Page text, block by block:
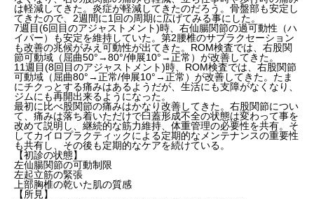
は軽減してきた。炎症が軽減してきたのだろう。骨盤部も安定し
てきたので、2週間に1回の周期に広げてみる事にした。
7週目(6回目のアジャストメント)時、右仙腸関節の過可動性（ハ
イパー）も安定を維持していた。第2腰椎のサブラクセーション
も改善の兆候がみえ可動性が出てきた。ROM検査では、右股関
節可動域（屈曲50°→80°/伸展10°→正常）が改善してきた。
11週目(8回目のアジャストメント)時、ROM検査では、右股関節
可動域（屈曲80°→正常/伸展10°→正常）が改善してきた。たま
にチクっとする痛みはあるようだが、生活にも支障がなくなり、
ジムにも再開出来るようになった。
最初に比べ股関節の痛みはかなり改善してきた。右股関節につい
て、痛みは落ち着いただけで臼蓋形成不全の状態は変わって事を
改めて説明し、継続的な筋力維持、体重管理の必要性を共有。そ
してカイロプラクティックによる定期的なメンテナンスの重要性
も共有し、その後も定期的なケアを続けている。
【初診の状態】
左仙腸関節の可動制限
左起立筋の緊張
上部胸椎の乾いた肌の質感
【所見】